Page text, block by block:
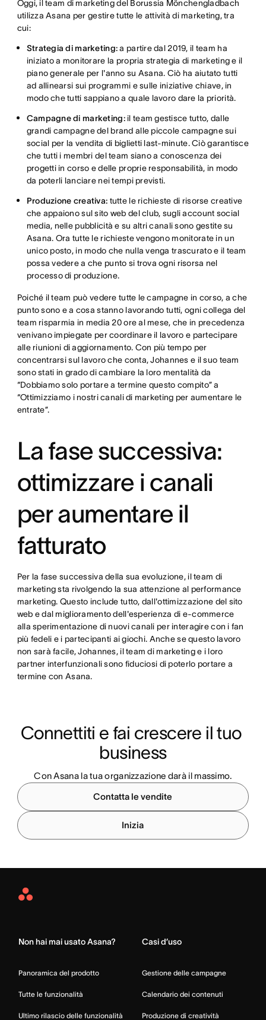
Oggi, il team di marketing del Borussia Mönchengladbach
utilizza Asana per gestire tutte le attività di marketing, tra
cui:
Strategia di marketing:a partire dal 2019, il team ha
iniziato a monitorare la propria strategia di marketing e il
piano generale per l'anno su Asana. Ciò ha aiutato tutti
ad allinearsi sui programmi e sulle iniziative chiave, in
modo che tutti sappiano a quale lavoro dare la priorità.
Campagne di marketing:il team gestisce tutto, dalle
grandi campagne del brand alle piccole campagne sui
social per la vendita di biglietti last-minute. Ciò garantisce
che tutti i membri del team siano a conoscenza dei
progetti in corso e delle proprie responsabilità, in modo
da poterli lanciare nei tempi previsti.
Produzione creativa: tutte le richieste di risorse creative
che appaiono sul sito web del club, sugli account social
media, nelle pubblicità e su altri canali sono gestite su
Asana. Ora tutte le richieste vengono monitorate in un
unico posto, in modo che nulla venga trascurato e il team
possa vedere a che punto si trova ogni risorsa nel
processo di produzione.
Poiché il team può vedere tutte le campagne in corso, a che
punto sono e a cosa stanno lavorando tutti, ogni collega del
team risparmia in media 20 ore al mese, che in precedenza
venivano impiegate per coordinare il lavoro e partecipare
alle riunioni di aggiornamento. Con più tempo per
concentrarsi sul lavoro che conta, Johannes e il suo team
sono stati in grado di cambiare la loro mentalità da
“Dobbiamo solo portare a termine questo compito” a
“Ottimizziamo i nostri canali di marketing per aumentare le
entrate”.
La fase successiva:
ottimizzare i canali
per aumentare il
fatturato
Per la fase successiva della sua evoluzione, il team di
marketing sta rivolgendo la sua attenzione al performance
marketing. Questo include tutto, dall'ottimizzazione del sito
web e dal miglioramento dell'esperienza di e-commerce
alla sperimentazione di nuovi canali per interagire con i fan
più fedeli e i partecipanti ai giochi. Anche se questo lavoro
non sarà facile, Johannes, il team di marketing e i loro
partner interfunzionali sono fiduciosi di poterlo portare a
termine con Asana.
Connettiti e fai crescere il tuo
business
Con Asana la tua organizzazione darà il massimo.
Contatta le vendite
Inizia
Asana
Non hai mai usato Asana?
Panoramica del prodotto
Tutte le funzionalità
Ultimo rilascio delle funzionalità
Casi d’uso
Gestione delle campagne
Calendario dei contenuti
Produzione di creatività